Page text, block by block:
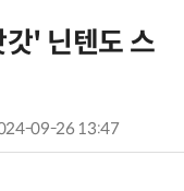
' 닌텐도 스
09-26 13:47